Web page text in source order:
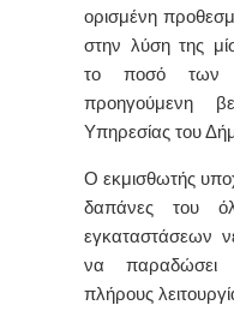
ορισμένη
στην λύση της
το ποσό των
προηγούμενη
Υπηρεσίας του
Ο εκμισθωτής
δαπάνες του
εγκαταστάσεων
να παραδώσει
πλήρους